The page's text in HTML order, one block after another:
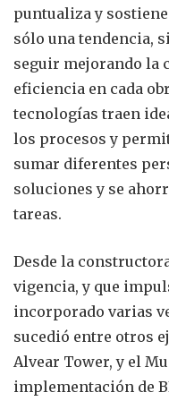
puntualiza y
sólo una tendencia,
seguir mejorando la
eficiencia en cada
tecnologías traen
los procesos y
sumar diferentes
soluciones y se
tareas.
Desde la
vigencia, y que
incorporado varias
sucedió entre otros
Alvear Tower, y el
implementación de